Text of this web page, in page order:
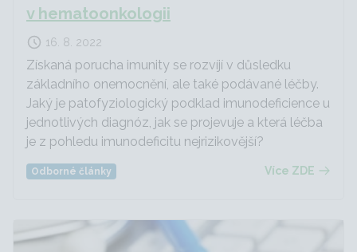
v hematoonkologii
16. 8. 2022
Získaná porucha imunity se rozvíjí v důsledku
základního onemocnění, ale také podávané léčby.
Jaký je patofyziologický podklad imunodeficience u
jednotlivých diagnóz, jak se projevuje a která léčba
je z pohledu imunodeficitu nejrizikovější?
Odborné články Více ZDE